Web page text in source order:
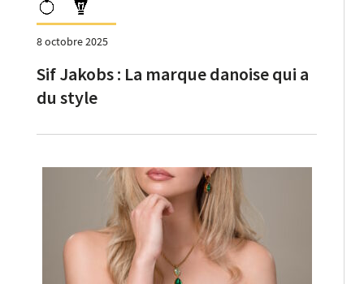
8 octobre 2025
Sif Jakobs : La marque danoise qui a
du style